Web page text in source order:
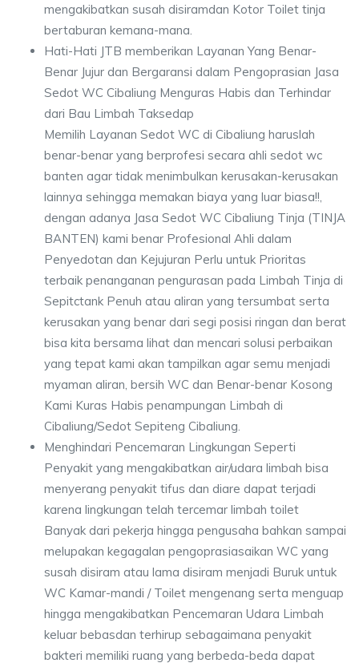
mengakibatkan susah disiramdan Kotor Toilet tinja
bertaburan kemana-mana.
Hati-Hati JTB memberikan Layanan Yang Benar-
Benar Jujur dan Bergaransi dalam Pengoprasian Jasa
Sedot WC Cibaliung Menguras Habis dan Terhindar
dari Bau Limbah Taksedap
Memilih Layanan Sedot WC di Cibaliung haruslah
benar-benar yang berprofesi secara ahli sedot wc
banten agar tidak menimbulkan kerusakan-kerusakan
lainnya sehingga memakan biaya yang luar biasa!!,
dengan adanya Jasa Sedot WC Cibaliung Tinja (TINJA
BANTEN) kami benar Profesional Ahli dalam
Penyedotan dan Kejujuran Perlu untuk Prioritas
terbaik penanganan pengurasan pada Limbah Tinja di
Sepitctank Penuh atau aliran yang tersumbat serta
kerusakan yang benar dari segi posisi ringan dan berat
bisa kita bersama lihat dan mencari solusi perbaikan
yang tepat kami akan tampilkan agar semu menjadi
myaman aliran, bersih WC dan Benar-benar Kosong
Kami Kuras Habis penampungan Limbah di
Cibaliung/Sedot Sepiteng Cibaliung.
Menghindari Pencemaran Lingkungan Seperti
Penyakit yang mengakibatkan air/udara limbah bisa
menyerang penyakit tifus dan diare dapat terjadi
karena lingkungan telah tercemar limbah toilet
Banyak dari pekerja hingga pengusaha bahkan sampai
melupakan kegagalan pengoprasiasaikan WC yang
susah disiram atau lama disiram menjadi Buruk untuk
WC Kamar-mandi / Toilet mengenang serta menguap
hingga mengakibatkan Pencemaran Udara Limbah
keluar bebasdan terhirup sebagaimana penyakit
bakteri memiliki ruang yang berbeda-beda dapat